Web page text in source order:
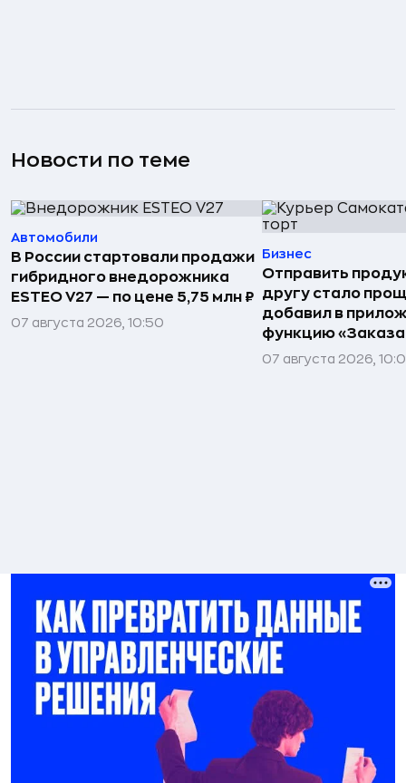
Новости по теме
Автомобили
В России стартовали продажи
гибридного внедорожника
ESTEO V27 — по цене 5,75 млн ₽
07 августа 2026, 10:50
Бизнес
Отправить
другу стало
добавил в
функцию
07 августа 2026,